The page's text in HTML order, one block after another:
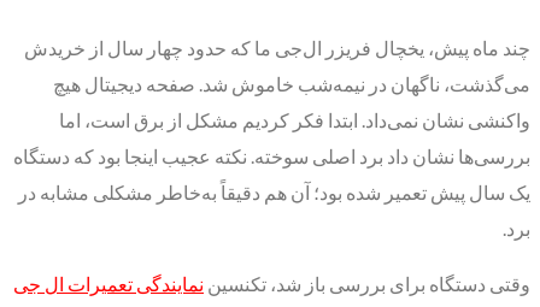
چند ماه پیش، یخچال فریزر ال‌جی ما که حدود چهار سال از خریدش
می‌گذشت، ناگهان در نیمه‌شب خاموش شد. صفحه دیجیتال هیچ
واکنشی نشان نمی‌داد. ابتدا فکر کردیم مشکل از برق است، اما
بررسی‌ها نشان داد برد اصلی سوخته. نکته عجیب اینجا بود که دستگاه
یک سال پیش تعمیر شده بود؛ آن هم دقیقاً به‌خاطر مشکلی مشابه در
برد.
وقتی دستگاه برای بررسی باز شد، تکنسین نمایندگی تعمیرات ال جی